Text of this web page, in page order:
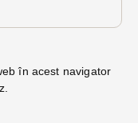
în acest navigator